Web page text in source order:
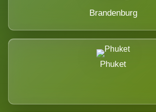
Brandenburg
Phuket